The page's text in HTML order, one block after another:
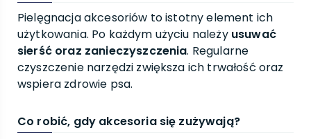
Pielęgnacja akcesoriów to istotny element ich
użytkowania. Po każdym użyciu należy usuwać
sierść oraz zanieczyszczenia. Regularne
czyszczenie narzędzi zwiększa ich trwałość oraz
wspiera zdrowie psa.
Co robić, gdy akcesoria się zużywają?